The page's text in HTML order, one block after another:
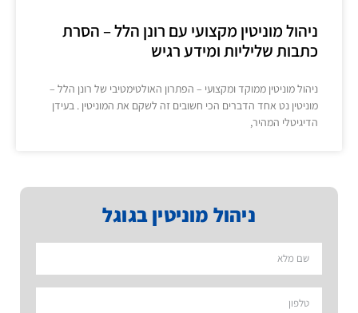
ניהול מוניטין בגוגל
ניהול מוניטין מקצועי עם רונן הלל – הסרת
כתבות שליליות ומידע רגיש
ניהול מוניטין ממוקד ומקצועי – הפתרון האולטימטיבי של רונן הלל –
מוניטין נט אחד הדברים הכי חשובים זה לשקם את המוניטין . בעידן
הדיגיטלי המהיר,